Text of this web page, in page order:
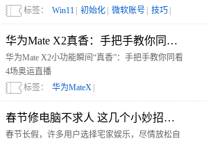
软账号才可完成设置，本期视频教你跳过繁琐的
步骤，快速进入系统桌面。
标签： Win11 初始化 微软账号 技巧
华为Mate X2真香：手把手教你同看4场奥
华为Mate X2小功能瞬间“真香”：手把手教你同看
4场奥运直播
标签：
华为MateX
春节修电脑不求人 这几个小妙招可能会用
春节长假，许多用户选择宅家娱乐，尽情放松自